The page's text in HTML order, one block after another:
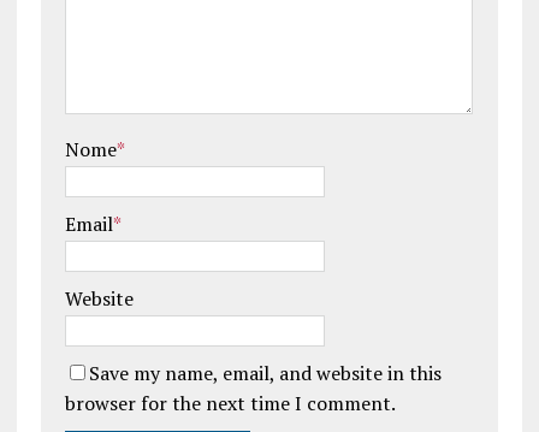
Nome*
Email*
Website
Save my name, email, and website in this
browser for the next time I comment.